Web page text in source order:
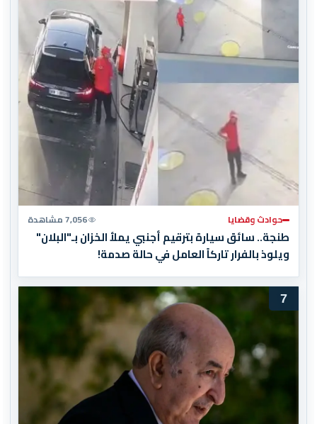
حوادث وقضايا 7,056 مشاهدة
طنجة.. سائق سيارة بترقيم أجنبي يملأ الخزان بـ"البلان"
ويلوذ بالفرار تاركاً العامل في حالة صدمة!
7